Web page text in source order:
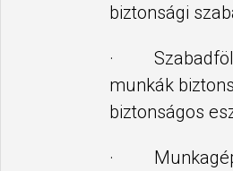
biztonsági
·
munkák
biztonságos
·